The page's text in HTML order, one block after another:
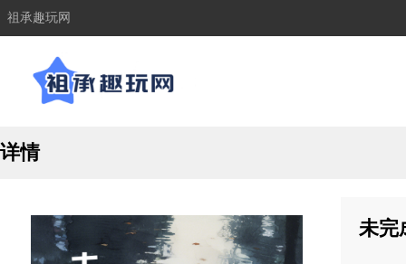
祖承趣玩网
详情
未完